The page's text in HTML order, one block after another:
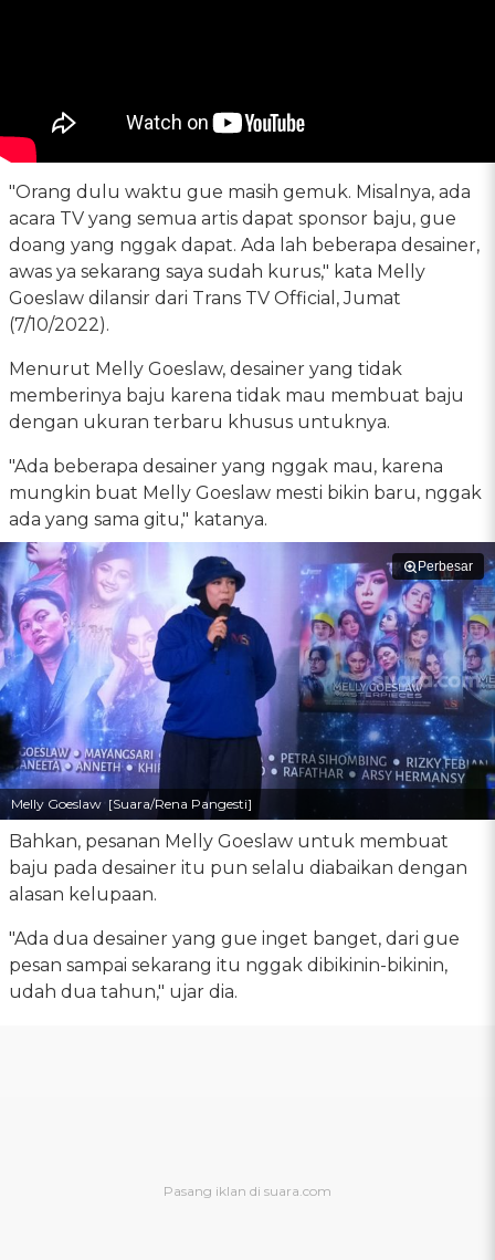
"Orang dulu waktu gue masih gemuk. Misalnya, ada
acara TV yang semua artis dapat sponsor baju, gue
doang yang nggak dapat. Ada lah beberapa desainer,
awas ya sekarang saya sudah kurus," kata Melly
Goeslaw dilansir dari Trans TV Official, Jumat
(7/10/2022).
Menurut Melly Goeslaw, desainer yang tidak
memberinya baju karena tidak mau membuat baju
dengan ukuran terbaru khusus untuknya.
"Ada beberapa desainer yang nggak mau, karena
mungkin buat Melly Goeslaw mesti bikin baru, nggak
ada yang sama gitu," katanya.
Perbesar
Melly Goeslaw [Suara/Rena Pangesti]
Bahkan, pesanan Melly Goeslaw untuk membuat
baju pada desainer itu pun selalu diabaikan dengan
alasan kelupaan.
"Ada dua desainer yang gue inget banget, dari gue
pesan sampai sekarang itu nggak dibikinin-bikinin,
udah dua tahun," ujar dia.